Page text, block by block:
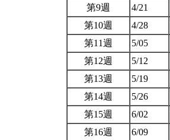
第9週
4/21
第10週
4/28
第11週
5/05
第12週
5/12
第13週
5/19
第14週
5/26
第15週
6/02
第16週
6/09